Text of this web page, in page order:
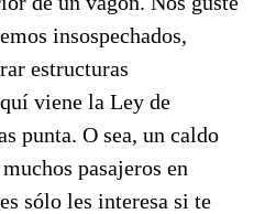
insospechados,
estructuras
viene la Ley de
punta. O sea, un caldo
pasajeros en
sólo les interesa si te